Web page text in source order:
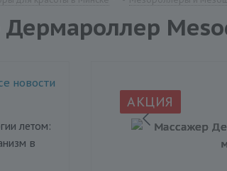
АКЦИЯ
новости
летом:
в